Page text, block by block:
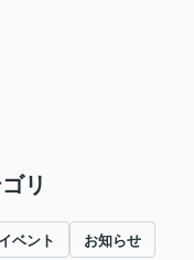
リ
イベント お知らせ